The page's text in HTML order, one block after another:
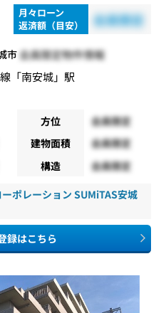
月々ローン
返済額（目安）
会員限定
市会員限定物件情報
「南安城」駅
方位
会員限定
建物面積
会員限定
構造 会員限定
ポレーション SUMiTAS安城
録はこちら